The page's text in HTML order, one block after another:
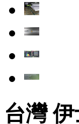
台灣